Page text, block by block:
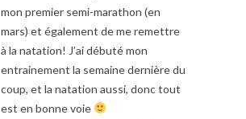
mon premier semi-marathon (en
mars) et également de me remettre
à la natation! J’ai débuté mon
entrainement la semaine dernière du
coup, et la natation aussi, donc tout
est en bonne voie